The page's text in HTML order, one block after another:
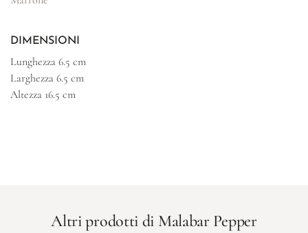
DIMENSIONI
Lunghezza 6.5 cm
Larghezza 6.5 cm
Altezza 16.5 cm
Altri prodotti di Malabar Pepper